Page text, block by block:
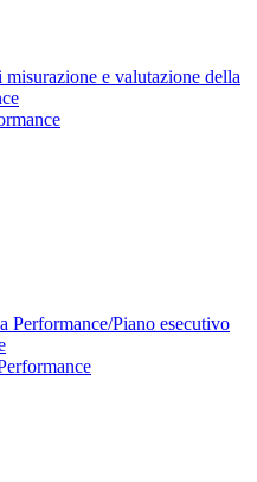
misurazione e valutazione della
Performance/Piano esecutivo